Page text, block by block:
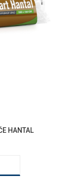
HANTAL